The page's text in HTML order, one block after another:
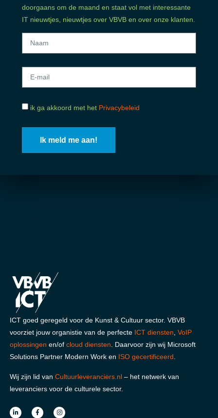
doorgaans om de maand en staat vol met interessante
IT nieuwtjes, nieuwtjes over VBVB en over onze klanten.
ik ga akkoord met het Privacybeleid
Ik meld me aan!
ICT goed geregeld voor de Kunst & Cultuur sector. VBVB
voorziet jouw organistie van de perfecte ICT diensten, VoIP
oplossingen en/of cloud diensten. Daarvoor zijn wij Microsoft
Solutions Partner Modern Work en ISO gecertificeerd.
Wij zijn lid van Cultuurleveranciers.nl – het netwerk van
leveranciers voor de culturele sector.